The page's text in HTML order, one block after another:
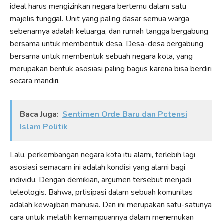
ideal harus mengizinkan negara bertemu dalam satu
majelis tunggal. Unit yang paling dasar semua warga
sebenarnya adalah keluarga, dan rumah tangga bergabung
bersama untuk membentuk desa. Desa-desa bergabung
bersama untuk membentuk sebuah negara kota, yang
merupakan bentuk asosiasi paling bagus karena bisa berdiri
secara mandiri.
Baca Juga: Sentimen Orde Baru dan Potensi
Islam Politik
Lalu, perkembangan negara kota itu alami, terlebih lagi
asosiasi semacam ini adalah kondisi yang alami bagi
individu. Dengan demikian, argumen tersebut menjadi
teleologis. Bahwa, prtisipasi dalam sebuah komunitas
adalah kewajiban manusia. Dan ini merupakan satu-satunya
cara untuk melatih kemampuannya dalam menemukan